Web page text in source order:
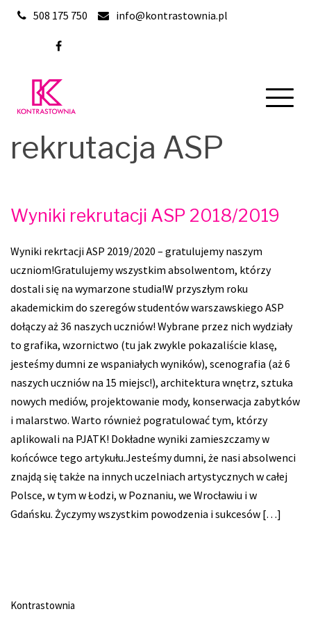
Skip
508 175 750 info@kontrastownia.pl
rekrutacja ASP
Wyniki rekrutacji ASP 2018/2019
Wyniki rekrtacji ASP 2019/2020 – gratulujemy naszym
uczniom!Gratulujemy wszystkim absolwentom, którzy
dostali się na wymarzone studia!W przyszłym roku
akademickim do szeregów studentów warszawskiego ASP
dołączy aż 36 naszych uczniów! Wybrane przez nich wydziały
to grafika, wzornictwo (tu jak zwykle pokazaliście klasę,
jesteśmy dumni ze wspaniałych wyników), scenografia (aż 6
naszych uczniów na 15 miejsc!), architektura wnętrz, sztuka
nowych mediów, projektowanie mody, konserwacja zabytków
i malarstwo. Warto również pogratulować tym, którzy
aplikowali na PJATK! Dokładne wyniki zamieszczamy w
końcówce tego artykułu.Jesteśmy dumni, że nasi absolwenci
znajdą się także na innych uczelniach artystycznych w całej
Polsce, w tym w Łodzi, w Poznaniu, we Wrocławiu i w
Gdańsku. Życzymy wszystkim powodzenia i sukcesów […]
Kontrastownia